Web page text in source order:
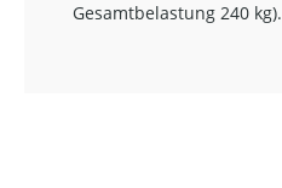
Gesamtbelastung 240 kg).